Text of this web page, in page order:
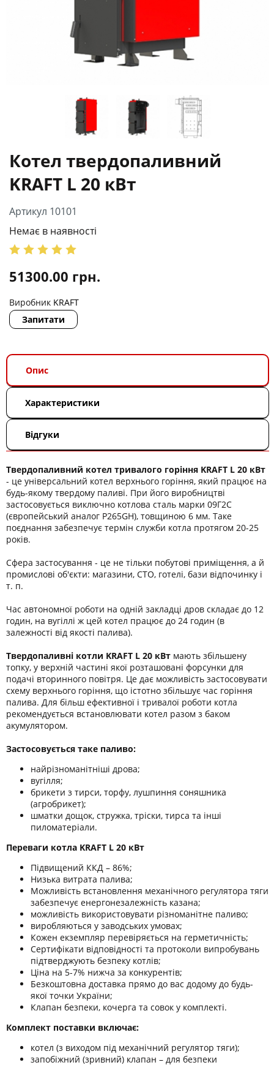
Котел твердопаливний
KRAFT L 20 кВт
Артикул 10101
Немає в наявності
51300.00 грн.
Виробник KRAFT
Запитати
Опис
Характеристики
Відгуки
Твердопаливний котел тривалого горіння KRAFT L 20 кВт
- це універсальний котел верхнього горіння, який працює на
будь-якому твердому паливі. При його виробництві
застосовується виключно котлова сталь марки 09Г2С
(європейський аналог P265GН), товщиною 6 мм. Таке
поєднання забезпечує термін служби котла протягом 20-25
років.
Сфера застосування - це не тільки побутові приміщення, а й
промислові об'єкти: магазини, СТО, готелі, бази відпочинку і
т. п.
Час автономної роботи на одній закладці дров складає до 12
годин, на вугіллі ж цей котел працює до 24 годин (в
залежності від якості палива).
Твердопаливні котли KRAFT L 20 кВт мають збільшену
топку, у верхній частині якої розташовані форсунки для
подачі вторинного повітря. Це дає можливість застосовувати
схему верхнього горіння, що істотно збільшує час горіння
палива. Для більш ефективної і тривалої роботи котла
рекомендується встановлювати котел разом з баком
акумулятором.
Застосовується таке паливо:
найрізноманітніші дрова;
вугілля;
брикети з тирси, торфу, лушпиння соняшника
(агробрикет);
шматки дощок, стружка, тріски, тирса та інші
пиломатеріали.
Переваги котла KRAFT L 20 кВт
Підвищений ККД – 86%;
Низька витрата палива;
Можливість встановлення механічного регулятора тяги
забезпечує енергонезалежність казана;
можливість використовувати різноманітне паливо;
виробляються у заводських умовах;
Кожен екземпляр перевіряється на герметичність;
Сертифікати відповідності та протоколи випробувань
підтверджують безпеку котлів;
Ціна на 5-7% нижча за конкурентів;
Безкоштовна доставка прямо до вас додому до будь-
якої точки України;
Клапан безпеки, кочерга та совок у комплекті.
Комплект поставки включає:
котел (з виходом під механічний регулятор тяги);
запобіжний (зривний) клапан – для безпеки